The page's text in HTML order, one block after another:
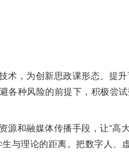
，为创新思政课形态、提升
各种风险的前提下，积极尝
源和融媒体传播手段，让“高
与理论的距离。把数字人、